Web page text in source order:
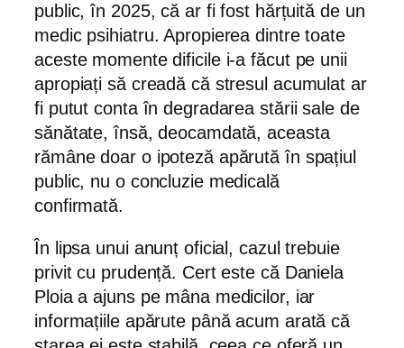
public, în 2025, că ar fi fost hărțuită de un
medic psihiatru. Apropierea dintre toate
aceste momente dificile i-a făcut pe unii
apropiați să creadă că stresul acumulat ar
fi putut conta în degradarea stării sale de
sănătate, însă, deocamdată, aceasta
rămâne doar o ipoteză apărută în spațiul
public, nu o concluzie medicală
confirmată.
În lipsa unui anunț oficial, cazul trebuie
privit cu prudență. Cert este că Daniela
Ploia a ajuns pe mâna medicilor, iar
informațiile apărute până acum arată că